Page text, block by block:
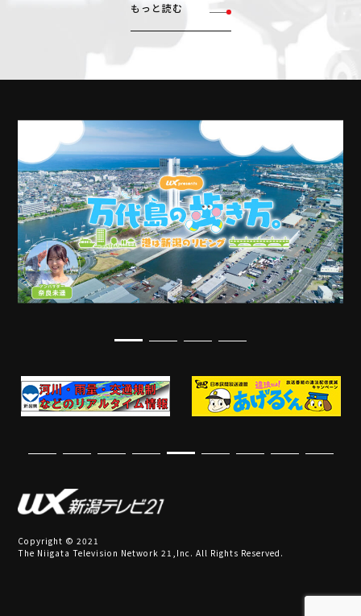
もっと読む
Copyright © 2021
The Niigata Television Network 21,Inc. All Rights Reserved.